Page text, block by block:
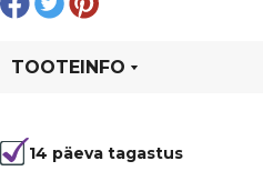
läbiv
sinine
TOOTEINFO
Värvus
Sinine
14 päeva tagastus